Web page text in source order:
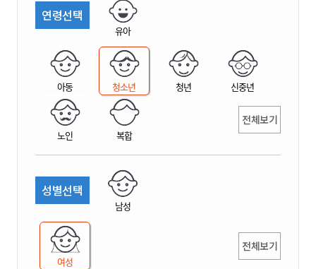
연령선택
유아
아동 청소년 청년 신중년
노인 복합
전체보기
성별선택
남성
여성
전체보기